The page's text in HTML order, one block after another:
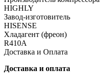
HIGHLY
Завод-изготовитель
HISENSE
Хладагент (фреон)
R410A
Доставка и Оплата
Доставка и оплата